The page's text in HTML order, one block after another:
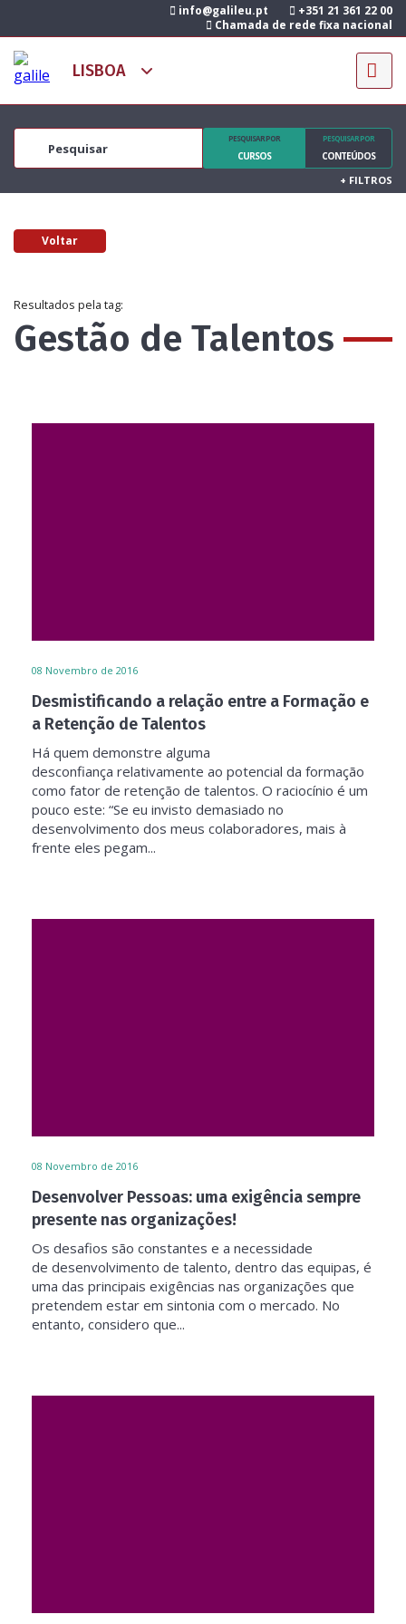
info@galileu.pt
+351 21 361 22 00
Chamada de rede fixa nacional
PESQUISAR POR
CURSOS
PESQUISAR POR
CONTEÚDOS
+ FILTROS
Voltar
Resultados pela tag:
Gestão de Talentos
08 Novembro de 2016
Desmistificando a relação entre a Formação e
a Retenção de Talentos
Há quem demonstre alguma
desconfiança relativamente ao potencial da formação
como fator de retenção de talentos. O raciocínio é um
pouco este: “Se eu invisto demasiado no
desenvolvimento dos meus colaboradores, mais à
frente eles pegam...
08 Novembro de 2016
Desenvolver Pessoas: uma exigência sempre
presente nas organizações!
Os desafios são constantes e a necessidade
de desenvolvimento de talento, dentro das equipas, é
uma das principais exigências nas organizações que
pretendem estar em sintonia com o mercado. No
entanto, considero que...